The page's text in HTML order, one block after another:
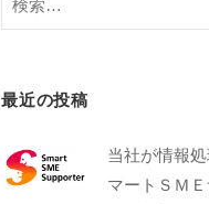
最近の投稿
当社が情報
マートＳＭ